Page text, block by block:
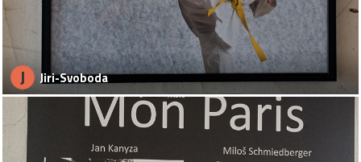
J Jiri-Svoboda